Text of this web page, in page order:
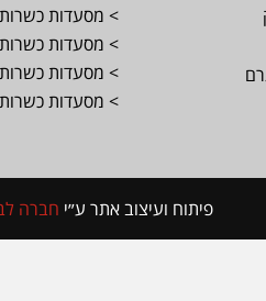
> מסעדות
> מסעדות כשרות
> מסעדות
> מסעדות כשרות
פיתוח ועיצוב אתר ע״י חברה